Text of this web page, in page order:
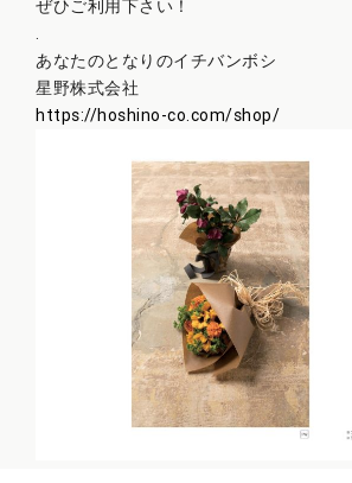
ぜひご利用下さい！
あなたのとなりのイチバンボシ
星野株式会社
https://hoshino-co.com/shop/